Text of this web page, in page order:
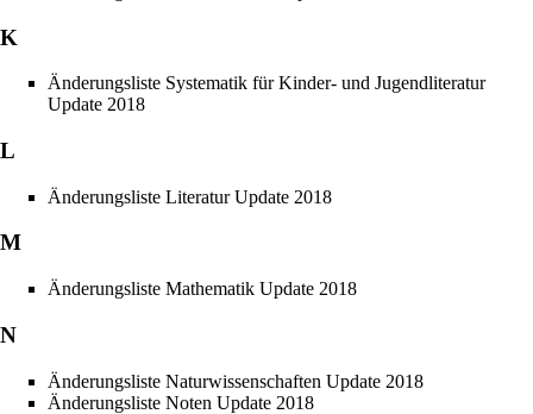
K
Änderungsliste Systematik für Kinder- und Jugendliteratur
Update 2018
L
Änderungsliste Literatur Update 2018
M
Änderungsliste Mathematik Update 2018
N
Änderungsliste Naturwissenschaften Update 2018
Änderungsliste Noten Update 2018